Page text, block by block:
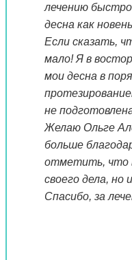
лечению
десна как
Если сказать,
мало! Я в
мои десна в
не
Желаю Ольге
больше
отметить, что
своего дела, но
Спасибо, за